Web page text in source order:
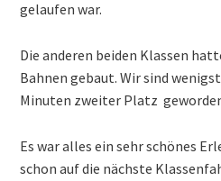
gelaufen war.
Die anderen beiden Klassen
Bahnen gebaut. Wir sind
Minuten zweiter Platz
Es war alles ein sehr schönes
schon auf die nächste